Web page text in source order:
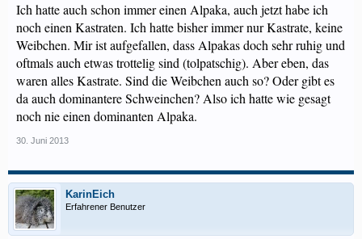
Ich hatte auch schon immer einen Alpaka, auch jetzt habe ich
noch einen Kastraten. Ich hatte bisher immer nur Kastrate, keine
Weibchen. Mir ist aufgefallen, dass Alpakas doch sehr ruhig und
oftmals auch etwas trottelig sind (tolpatschig). Aber eben, das
waren alles Kastrate. Sind die Weibchen auch so? Oder gibt es
da auch dominantere Schweinchen? Also ich hatte wie gesagt
noch nie einen dominanten Alpaka.
30. Juni 2013
KarinEich
Erfahrener Benutzer